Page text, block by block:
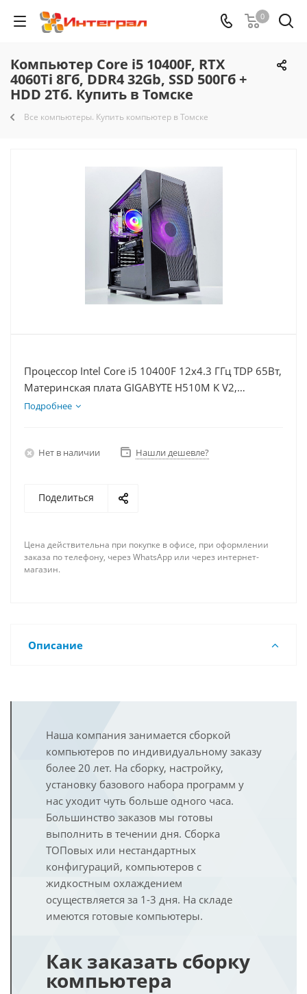
0
Компьютер Core i5 10400F, RTX
4060Ti 8Гб, DDR4 32Gb, SSD 500Гб +
HDD 2Тб. Купить в Томске
Все компьютеры. Купить компьютер в Томске
Процессор Intel Core i5 10400F 12x4.3 ГГц TDP 65Вт,
Материнская плата GIGABYTE H510M K V2,
Видеокарта RTX 4060Ti 8Гб, Память DDR4 32Gb,
Подробнее
Нет в наличии Нашли дешевле?
Поделиться
Цена действительна при покупке в офисе, при оформлении
заказа по телефону, через WhatsApp или через интернет-
магазин.
Описание
Наша компания занимается сборкой
компьютеров по индивидуальному заказу
более 20 лет. На сборку, настройку,
установку базового набора программ у
нас уходит чуть больше одного часа.
Большинство заказов мы готовы
выполнить в течении дня. Сборка
ТОПовых или нестандартных
конфигураций, компьютеров с
жидкостным охлаждением
осуществляется за 1-3 дня. На складе
имеются готовые компьютеры.
Как заказать сборку
компьютера